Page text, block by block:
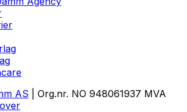
AS | Org.nr. NO 948061937 MVA